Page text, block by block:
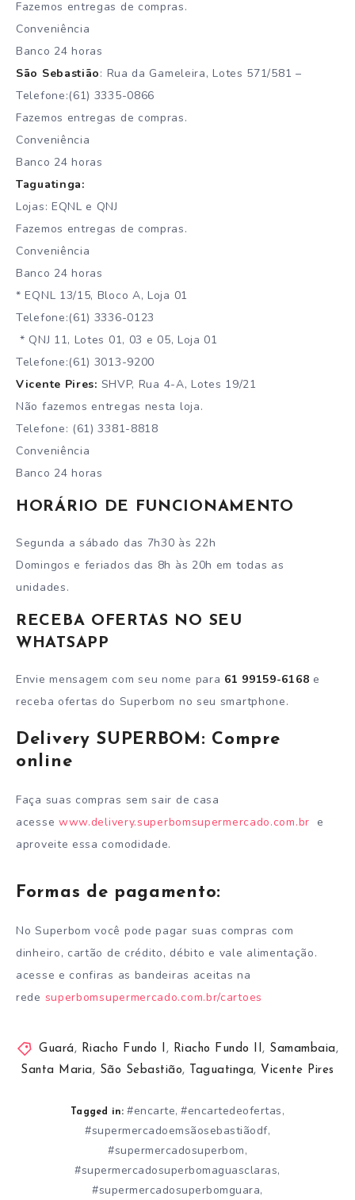
Fazemos entregas de compras.
Conveniência
Banco 24 horas
São Sebastião: Rua da Gameleira, Lotes 571/581 –
Telefone:(61) 3335-0866
Fazemos entregas de compras.
Conveniência
Banco 24 horas
Taguatinga:
Lojas: EQNL e QNJ
Fazemos entregas de compras.
Conveniência
Banco 24 horas
* EQNL 13/15, Bloco A, Loja 01
Telefone:(61) 3336-0123
* QNJ 11, Lotes 01, 03 e 05, Loja 01
Telefone:(61) 3013-9200
Vicente Pires: SHVP, Rua 4-A, Lotes 19/21
Não fazemos entregas nesta loja.
Telefone: (61) 3381-8818
Conveniência
Banco 24 horas
HORÁRIO DE FUNCIONAMENTO
Segunda a sábado das 7h30 às 22h
Domingos e feriados das 8h às 20h em todas as
unidades.
RECEBA OFERTAS NO SEU
WHATSAPP
Envie mensagem com seu nome para 61 99159-6168 e
receba ofertas do Superbom no seu smartphone.
Delivery SUPERBOM: Compre
online
Faça suas compras sem sair de casa
acesse www.delivery.superbomsupermercado.com.br e
aproveite essa comodidade.
Formas de pagamento:
No Superbom você pode pagar suas compras com
dinheiro, cartão de crédito, débito e vale alimentação.
acesse e confiras as bandeiras aceitas na
rede superbomsupermercado.com.br/cartoes
Guará, Riacho Fundo I, Riacho Fundo II, Samambaia,
Santa Maria, São Sebastião, Taguatinga, Vicente Pires
Tagged in: #encarte, #encartedeofertas,
#supermercadoemsãosebastiãodf,
#supermercadosuperbom,
#supermercadosuperbomaguasclaras,
#supermercadosuperbomguara,